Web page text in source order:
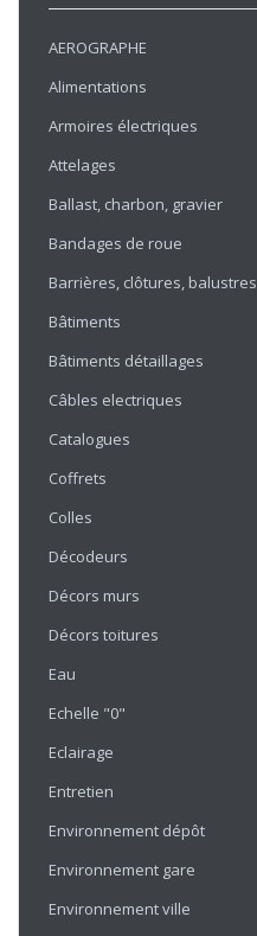
AEROGRAPHE
Alimentations
Armoires électriques
Attelages
Ballast, charbon, gravier
Bandages de roue
Barrières, clôtures, balustres
Bâtiments
Bâtiments détaillages
Câbles electriques
Catalogues
Coffrets
Colles
Décodeurs
Décors murs
Décors toitures
Eau
Echelle "0"
Eclairage
Entretien
Environnement dépôt
Environnement gare
Environnement ville